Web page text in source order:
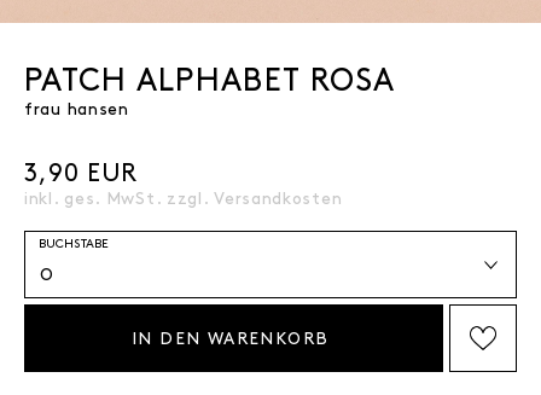
PATCH ALPHABET ROSA
frau hansen
3,90 EUR
inkl. ges. MwSt. zzgl. Versandkosten
BUCHSTABE
IN DEN WARENKORB